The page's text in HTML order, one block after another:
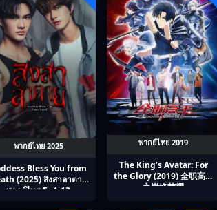
พากย์ไทย 2025
Bless You from
(2025) สิงสาลาตาย
พากย์ไทย Ep1-13
พากย์ไทย 2019
The King’s Avatar: For
the Glory (2019) 全职高手
之巅峰荣耀